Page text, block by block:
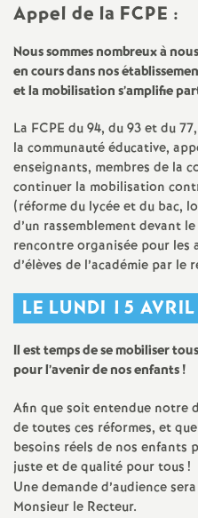
Appel de la FCPE :
Nous sommes nombreux à
en cours dans nos
et la mobilisation s’amplifie
La FCPE du 94, du 93 et du
la communauté éducative,
enseignants, membres de la
continuer la mobilisation
(réforme du lycée et du bac,
d’un rassemblement devant
rencontre organisée pour les
d’élèves de l’académie par le
LE LUNDI 15AVRIL
Il est temps de se mobiliser
pour l’avenir de nos enfants!
Afin que soit entendue notre
de toutes ces réformes, et
besoins réels de nos enfants
juste et de qualité pour tous !
Une demande d’audience
Monsieur le Recteur.